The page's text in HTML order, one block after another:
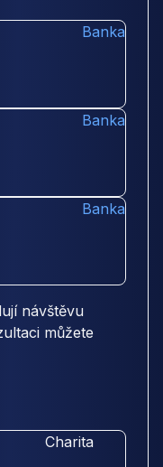
Banka
Banka
Banka
návštěvu
můžete
Charita